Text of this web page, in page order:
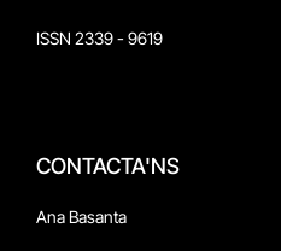
ISSN 2339 - 9619
CONTACTA'NS
Ana Basanta